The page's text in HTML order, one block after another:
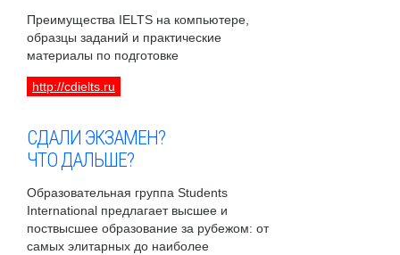
Преимущества IELTS на компьютере,
образцы заданий и практические
материалы по подготовке
http://cdielts.ru
СДАЛИ ЭКЗАМЕН?
ЧТО ДАЛЬШЕ?
Образовательная группа Students
International предлагает высшее и
поствысшее образование за рубежом: от
самых элитарных до наиболее